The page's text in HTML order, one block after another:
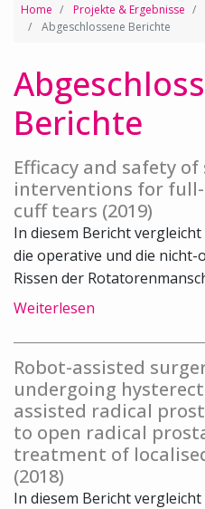
Home Projekte & Ergebnisse
Abgeschlossene Berichte
Berichte
Efficacy and safety
interventions for
cuff tears (2019)
In diesem Bericht
die operative und die
Rissen der
Weiterlesen
Robot-assisted
undergoing
assisted radical
to open radical
treatment of
(2018)
In diesem Bericht